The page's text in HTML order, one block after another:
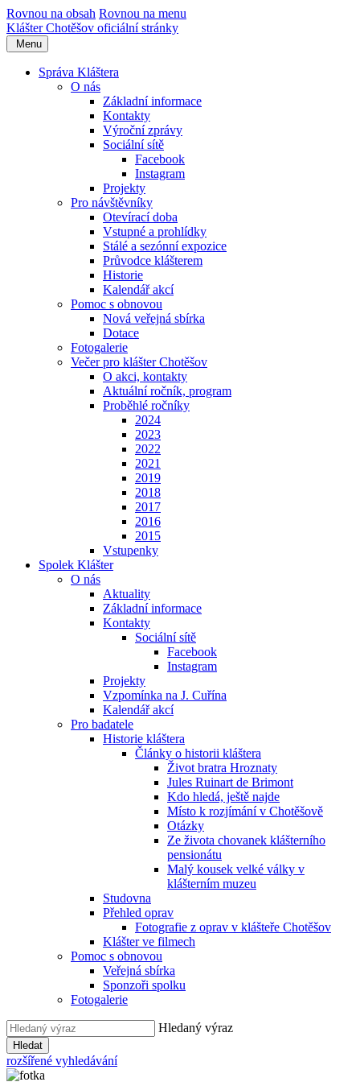
Rovnou na obsah Rovnou na menu
Klášter Chotěšov oficiální stránky
Menu
Správa Kláštera
O nás
Základní informace
Kontakty
Výroční zprávy
Sociální sítě
Facebook
Instagram
Projekty
Pro návštěvníky
Otevírací doba
Vstupné a prohlídky
Stálé a sezónní expozice
Průvodce klášterem
Historie
Kalendář akcí
Pomoc s obnovou
Nová veřejná sbírka
Dotace
Fotogalerie
Večer pro klášter Chotěšov
O akci, kontakty
Aktuální ročník, program
Proběhlé ročníky
2024
2023
2022
2021
2019
2018
2017
2016
2015
Vstupenky
Spolek Klášter
O nás
Aktuality
Základní informace
Kontakty
Sociální sítě
Facebook
Instagram
Projekty
Vzpomínka na J. Cuřína
Kalendář akcí
Pro badatele
Historie kláštera
Články o historii kláštera
Život bratra Hroznaty
Jules Ruinart de Brimont
Kdo hledá, ještě najde
Místo k rozjímání v Chotěšově
Otázky
Ze života chovanek klášterního
pensionátu
Malý kousek velké války v
klášterním muzeu
Studovna
Přehled oprav
Fotografie z oprav v klášteře Chotěšov
Klášter ve filmech
Pomoc s obnovou
Veřejná sbírka
Sponzoři spolku
Fotogalerie
Hledaný výraz
Hledat
rozšířené vyhledávání